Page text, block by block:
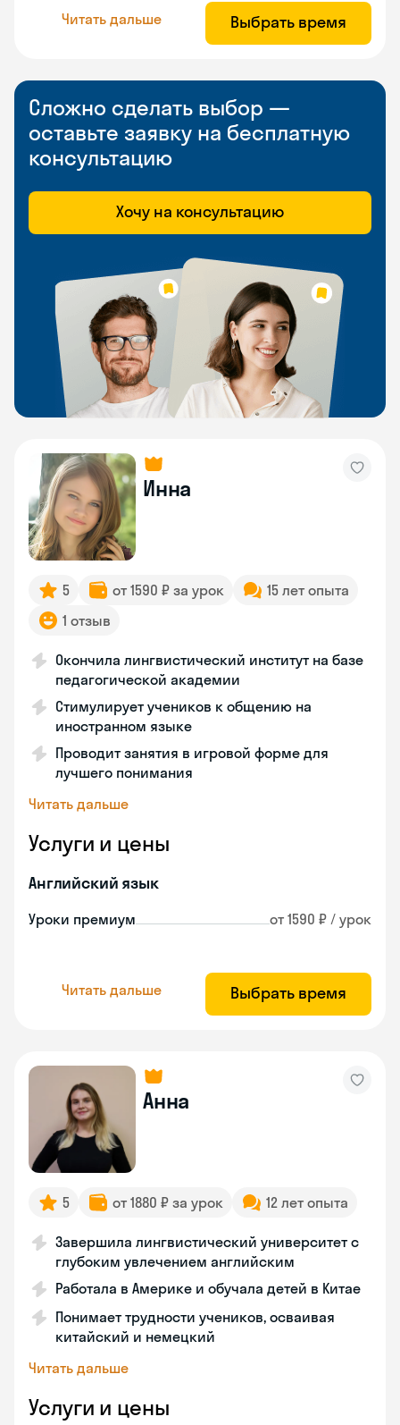
Читать дальше Выбрать время
Сложно сделать выбор —
оставьте заявку на бесплатную
консультацию
Хочу на консультацию
Инна
5 от 1590 ₽ за урок
15 лет опыта
1 отзыв
Окончила лингвистический институт на базе
педагогической академии
Стимулирует учеников к общению на
иностранном языке
Проводит занятия в игровой форме для
лучшего понимания
Читать дальше
Услуги и цены
Английский язык
Уроки премиум от 1590 ₽ / урок
Читать дальше Выбрать время
Анна
5 от 1880 ₽ за урок 12 лет опыта
Завершила лингвистический университет с
глубоким увлечением английским
Работала в Америке и обучала детей в Китае
Понимает трудности учеников, осваивая
китайский и немецкий
Читать дальше
Услуги и цены